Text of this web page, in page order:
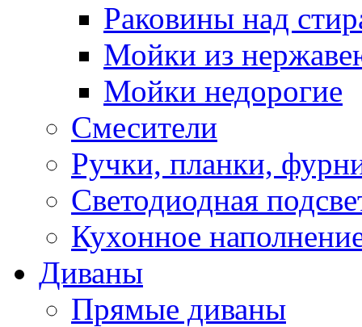
Раковины над
Мойки из
Мойки недорогие
Смесители
Ручки, планки,
Светодиодная
Кухонное
Диваны
Прямые диваны